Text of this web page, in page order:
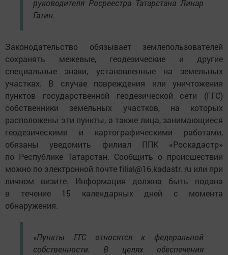
руководителя Росреестра Татарстана Линар
Гатин.
Законодательство обязывает землепользователей
сохранять межевые, геодезические и другие
специальные знаки, установленные на земельных
участках. В случае повреждения или уничтожения
пунктов государственной геодезической сети (ГГС)
собственники земельных участков, на которых
расположены эти пункты, а также лица, занимающиеся
геодезическими и картографическими работами,
обязаны уведомить филиал ППК «Роскадастр»
по Республике Татарстан. Сообщить о происшествии
можно по электронной почте filial@16.kadastr. ru или при
личном визите. Информация должна быть подана
в течение 15 календарных дней с момента
обнаружения.
«Пункты ГГС относятся к федеральной
собственности. В целях обеспечения